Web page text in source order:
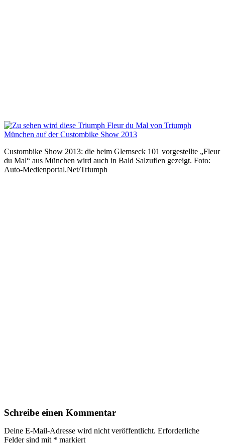
Custombike Show 2013: die beim Glemseck 101 vorgestellte „Fleur
du Mal“ aus München wird auch in Bald Salzuflen gezeigt. Foto:
Auto-Medienportal.Net/Triumph
Schreibe einen Kommentar
Deine E-Mail-Adresse wird nicht veröffentlicht. Erforderliche
Felder sind mit * markiert